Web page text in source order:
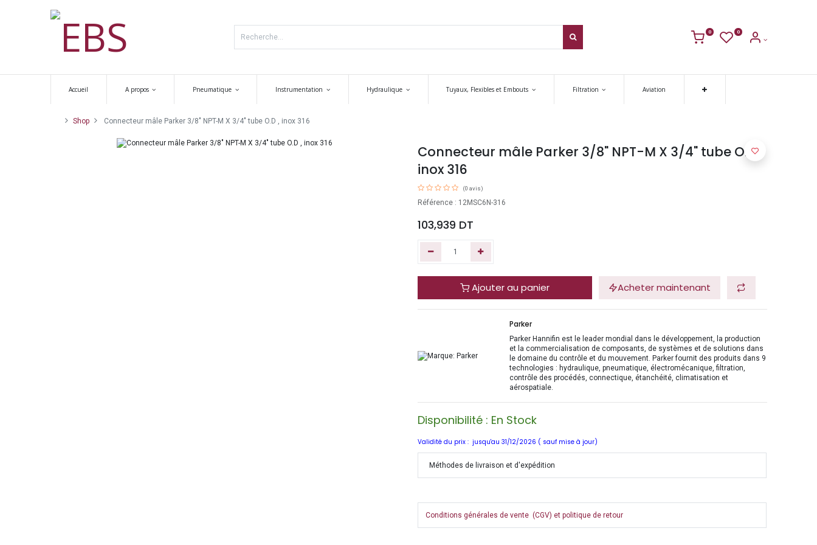
0 0
Accueil A propos Pneumatique Instrumentation Hydraulique Tuyaux, Flexibles et Embouts Filtration Aviation
Shop Connecteur mâle Parker 3/8" NPT-M X 3/4" tube O.D , inox 316
Connecteur mâle Parker 3/8" NPT-M X 3/4" tube O.D ,
inox 316
(0 avis)
Référence : 12MSC6N-316
103,939 DT
Ajouter au panier Acheter maintenant
Parker
Parker Hannifin est le leader mondial dans le développement, la production
et la commercialisation de composants, de systèmes et de solutions dans
le domaine du contrôle et du mouvement. Parker fournit des produits dans 9
technologies : hydraulique, pneumatique, électromécanique, filtration,
contrôle des procédés, connectique, étanchéité, climatisation et
aérospatiale.
Disponibilité : En Stock
Validité du prix : jusqu'au 31/12/2026 ( sauf mise à jour)
Méthodes de livraison et d'expédition
Conditions générales de vente (CGV) et politique de retour